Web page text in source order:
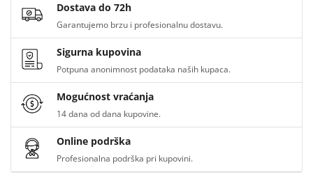
Dostava do 72h
Garantujemo brzu i profesionalnu dostavu.
Sigurna kupovina
Potpuna anonimnost podataka naših kupaca.
Mogućnost vraćanja
14 dana od dana kupovine.
Online podrška
Profesionalna podrška pri kupovini.